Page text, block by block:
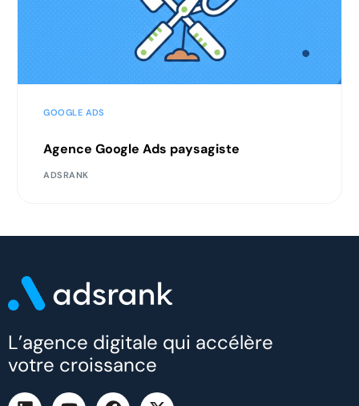
GOOGLE ADS
Agence Google Ads paysagiste
ADSRANK
L’agence digitale qui accélère
votre croissance